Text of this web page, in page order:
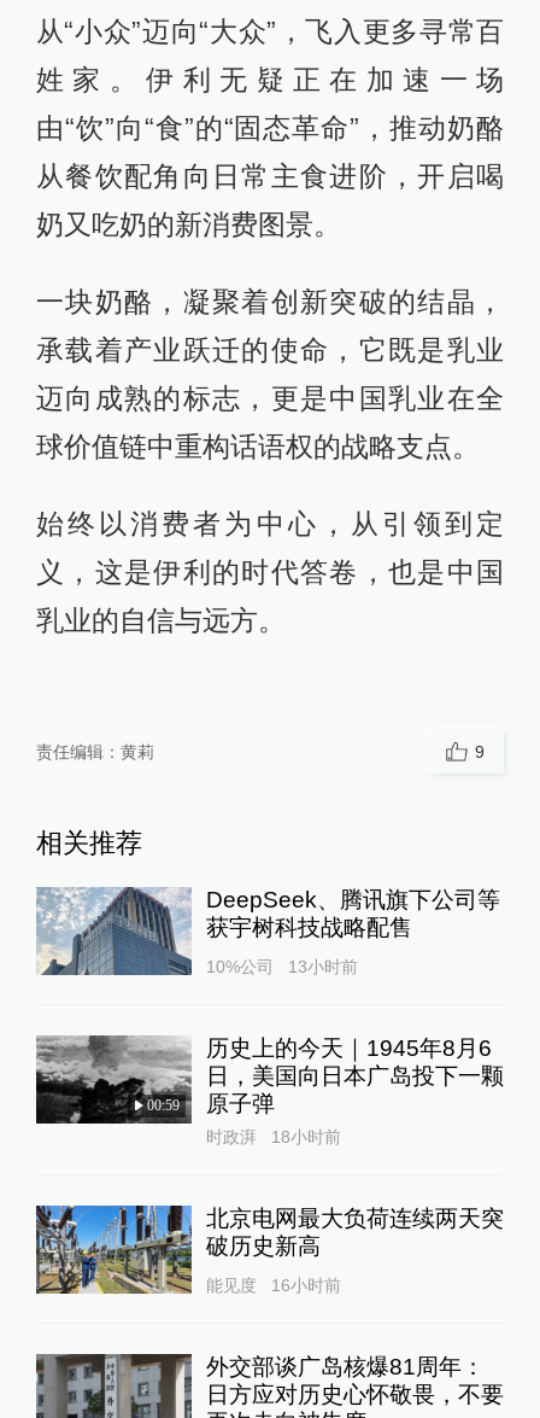
从“小众”迈向“大众”，飞入更多寻常百
姓家。伊利无疑正在加速一场
由“饮”向“食”的“固态革命”，推动奶酪
从餐饮配角向日常主食进阶，开启喝
奶又吃奶的新消费图景。
一块奶酪，凝聚着创新突破的结晶，
承载着产业跃迁的使命，它既是乳业
迈向成熟的标志，更是中国乳业在全
球价值链中重构话语权的战略支点。
始终以消费者为中心，从引领到定
义，这是伊利的时代答卷，也是中国
乳业的自信与远方。
责任编辑： 黄莉 9
相关推荐
DeepSeek、腾讯旗下公司等
获宇树科技战略配售
10%公司 13小时前
00:59
历史上的今天｜1945年8月6
日，美国向日本广岛投下一颗
原子弹
时政湃 18小时前
北京电网最大负荷连续两天突
破历史新高
能见度 16小时前
外交部谈广岛核爆81周年：
日方应对历史心怀敬畏，不要